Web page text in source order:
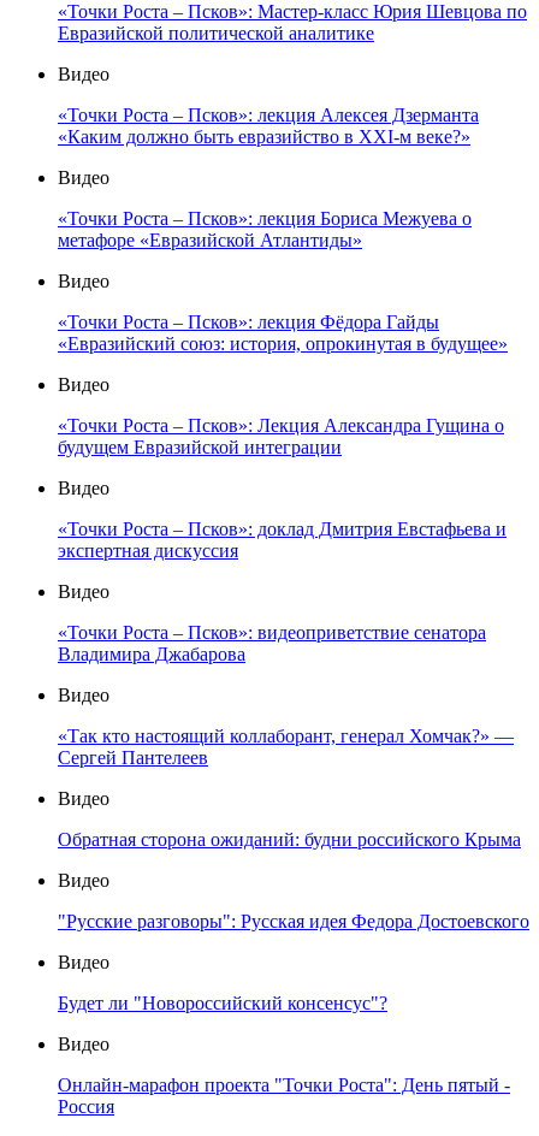
«Точки Роста – Псков»: Мастер-класс Юрия Шевцова по
Евразийской политической аналитике
Видео
«Точки Роста – Псков»: лекция Алексея Дзерманта
«Каким должно быть евразийство в XXI-м веке?»
Видео
«Точки Роста – Псков»: лекция Бориса Межуева о
метафоре «Евразийской Атлантиды»
Видео
«Точки Роста – Псков»: лекция Фёдора Гайды
«Евразийский союз: история, опрокинутая в будущее»
Видео
«Точки Роста – Псков»: Лекция Александра Гущина о
будущем Евразийской интеграции
Видео
«Точки Роста – Псков»: доклад Дмитрия Евстафьева и
экспертная дискуссия
Видео
«Точки Роста – Псков»: видеоприветствие сенатора
Владимира Джабарова
Видео
«Так кто настоящий коллаборант, генерал Хомчак?» —
Сергей Пантелеев
Видео
Обратная сторона ожиданий: будни российского Крыма
Видео
"Русские разговоры": Русская идея Федора Достоевского
Видео
Будет ли "Новороссийский консенсус"?
Видео
Онлайн-марафон проекта "Точки Роста": День пятый -
Россия